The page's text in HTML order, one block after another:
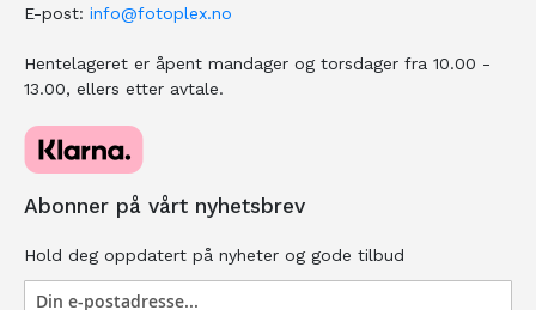
E-post: info@fotoplex.no
Hentelageret er åpent mandager og torsdager fra 10.00 -
13.00, ellers etter avtale.
Abonner på vårt nyhetsbrev
Hold deg oppdatert på nyheter og gode tilbud